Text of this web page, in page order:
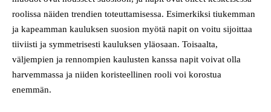
roolissa näiden trendien toteuttamisessa. Esimerkiksi tiukemman
ja kapeamman kauluksen suosion myötä napit on voitu sijoittaa
tiiviisti ja symmetrisesti kauluksen yläosaan. Toisaalta,
väljempien ja rennompien kaulusten kanssa napit voivat olla
harvemmassa ja niiden koristeellinen rooli voi korostua
enemmän.